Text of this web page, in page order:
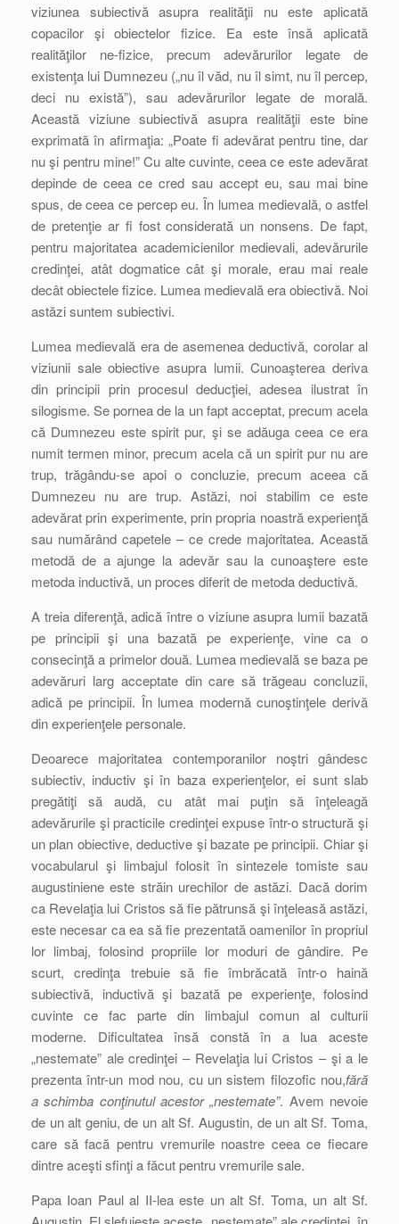
viziunea subiectivă asupra realităţii nu este aplicată
copacilor şi obiectelor fizice. Ea este însă aplicată
realităţilor ne-fizice, precum adevărurilor legate de
existenţa lui Dumnezeu („nu îl văd, nu îl simt, nu îl percep,
deci nu există”), sau adevărurilor legate de morală.
Această viziune subiectivă asupra realităţii este bine
exprimată în afirmaţia: „Poate fi adevărat pentru tine, dar
nu şi pentru mine!” Cu alte cuvinte, ceea ce este adevărat
depinde de ceea ce cred sau accept eu, sau mai bine
spus, de ceea ce percep eu. În lumea medievală, o astfel
de pretenţie ar fi fost considerată un nonsens. De fapt,
pentru majoritatea academicienilor medievali, adevărurile
credinţei, atât dogmatice cât şi morale, erau mai reale
decât obiectele fizice. Lumea medievală era obiectivă. Noi
astăzi suntem subiectivi.
Lumea medievală era de asemenea deductivă, corolar al
viziunii sale obiective asupra lumii. Cunoaşterea deriva
din principii prin procesul deducţiei, adesea ilustrat în
silogisme. Se pornea de la un fapt acceptat, precum acela
că Dumnezeu este spirit pur, şi se adăuga ceea ce era
numit termen minor, precum acela că un spirit pur nu are
trup, trăgându-se apoi o concluzie, precum aceea că
Dumnezeu nu are trup. Astăzi, noi stabilim ce este
adevărat prin experimente, prin propria noastră experienţă
sau numărând capetele – ce crede majoritatea. Această
metodă de a ajunge la adevăr sau la cunoaştere este
metoda inductivă, un proces diferit de metoda deductivă.
A treia diferenţă, adică între o viziune asupra lumii bazată
pe principii şi una bazată pe experienţe, vine ca o
consecinţă a primelor două. Lumea medievală se baza pe
adevăruri larg acceptate din care să trăgeau concluzii,
adică pe principii. În lumea modernă cunoştinţele derivă
din experienţele personale.
Deoarece majoritatea contemporanilor noştri gândesc
subiectiv, inductiv şi în baza experienţelor, ei sunt slab
pregătiţi să audă, cu atât mai puţin să înţeleagă
adevărurile şi practicile credinţei expuse într-o structură şi
un plan obiective, deductive şi bazate pe principii. Chiar şi
vocabularul şi limbajul folosit în sintezele tomiste sau
augustiniene este străin urechilor de astăzi. Dacă dorim
ca Revelaţia lui Cristos să fie pătrunsă şi înţeleasă astăzi,
este necesar ca ea să fie prezentată oamenilor în propriul
lor limbaj, folosind propriile lor moduri de gândire. Pe
scurt, credinţa trebuie să fie îmbrăcată într-o haină
subiectivă, inductivă şi bazată pe experienţe, folosind
cuvinte ce fac parte din limbajul comun al culturii
moderne. Dificultatea însă constă în a lua aceste
„nestemate” ale credinţei – Revelaţia lui Cristos – şi a le
prezenta într-un mod nou, cu un sistem filozofic nou,fără
a schimba conţinutul acestor „nestemate”. Avem nevoie
de un alt geniu, de un alt Sf. Augustin, de un alt Sf. Toma,
care să facă pentru vremurile noastre ceea ce fiecare
dintre aceşti sfinţi a făcut pentru vremurile sale.
Papa Ioan Paul al II-lea este un alt Sf. Toma, un alt Sf.